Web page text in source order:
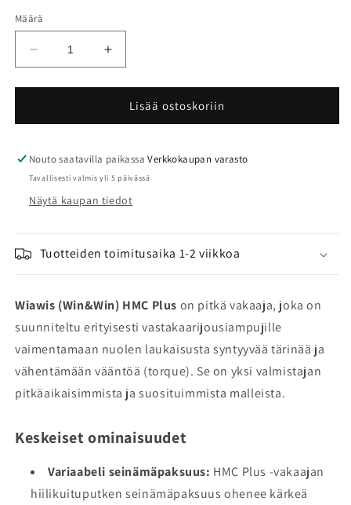
Määrä
Vähennä
tuotteen
Win&amp;Win
HMC
vakaaja
määrää
Lisää
tuotteen
Win&amp;Win
Long
HMC
vakaaja
määrää
Lisää ostoskoriin
Nouto saatavilla paikassaVerkkokaupan varasto
Tavallisesti valmis yli 5 päivässä
Näytä kaupan tiedot
Tuotteiden toimitusaika 1-2 viikkoa
Wiawis (Win&Win) HMC Plus on pitkä vakaaja, joka on
suunniteltu erityisesti vastakaarijousiampujille
vaimentamaan nuolen laukaisusta syntyyvää tärinää ja
vähentämään vääntöä (torque). Se on yksi valmistajan
pitkäaikaisimmista ja suosituimmista malleista.
Keskeiset ominaisuudet
Variaabeli seinämäpaksuus: HMC Plus -vakaajan
hiilikuituputken seinämäpaksuus ohenee kärkeä